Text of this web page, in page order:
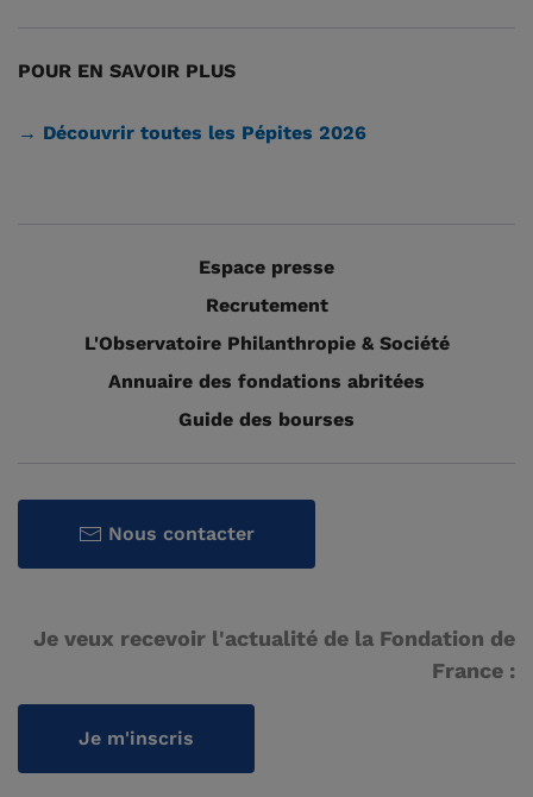
POUR EN SAVOIR PLUS
→ Découvrir toutes les Pépites 2026
Espace presse
Recrutement
L'Observatoire Philanthropie & Société
Annuaire des fondations abritées
Guide des bourses
Nous contacter
Je veux recevoir l'actualité de la Fondation de
France :
Je m'inscris